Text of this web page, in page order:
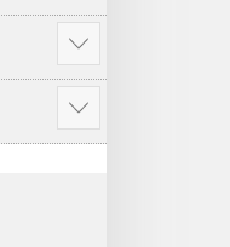
Aruman
so
ipanengneng
Aruman
so